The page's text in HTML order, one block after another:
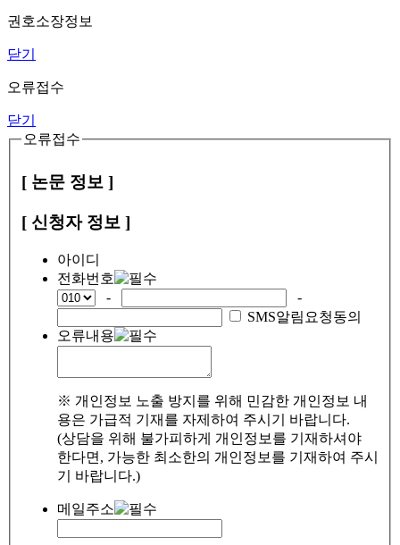
권호소장정보
닫기
오류접수
닫기
오류접수
[ 논문 정보 ]
[ 신청자 정보 ]
아이디
전화번호
-
-
SMS알림요청동의
오류내용
※ 개인정보 노출 방지를 위해 민감한 개인정보 내
용은 가급적 기재를 자제하여 주시기 바랍니다.
(상담을 위해 불가피하게 개인정보를 기재하셔야
한다면, 가능한 최소한의 개인정보를 기재하여 주시
기 바랍니다.)
메일주소